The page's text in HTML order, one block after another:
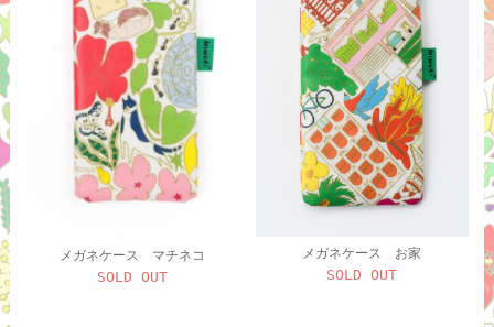
メガネケース マチネコ
SOLD OUT
メガネケース お家
SOLD OUT